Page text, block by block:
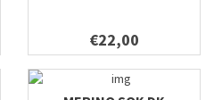
€22,00